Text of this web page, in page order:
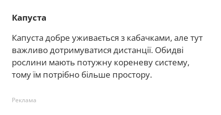
Капуста
Капуста добре уживається з кабачками, але тут
важливо дотримуватися дистанції. Обидві
рослини мають потужну кореневу систему,
тому їм потрібно більше простору.
Реклама